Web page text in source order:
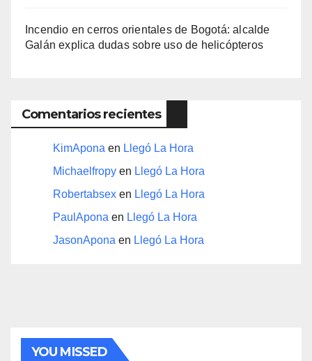
Incendio en cerros orientales de Bogotá: alcalde
Galán explica dudas sobre uso de helicópteros
Comentarios recientes
KimApona en Llegó La Hora
Michaelfropy en Llegó La Hora
Robertabsex en Llegó La Hora
PaulApona en Llegó La Hora
JasonApona en Llegó La Hora
YOU MISSED